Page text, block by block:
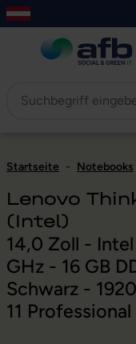
Hauptinhalt
Zur Navigation der
Startseite - Notebooks
Lenovo
(Intel)
14,0 Zoll -
GHz - 16 GB
Schwarz -
11 Professional